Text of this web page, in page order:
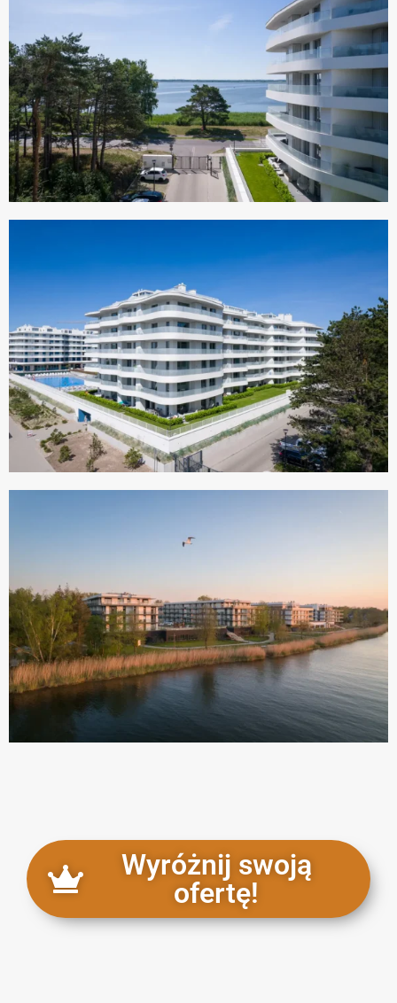
Wyróżnij swoją
ofertę!